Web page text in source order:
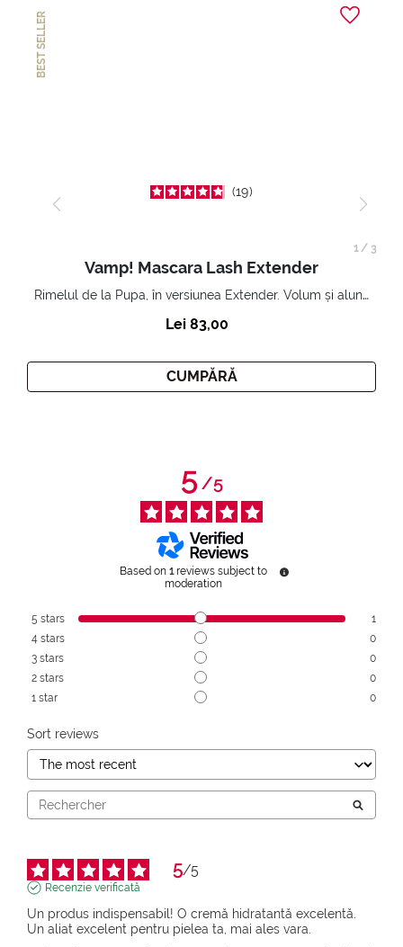
BEST SELLER
19
Vamp! Mascara Lash Extender
Rimelul de la Pupa, în versiunea Extender. Volum și alungire 3D. Gene amplificate și ridicate la infinit.
Lei 83,00
CUMPĂRĂ
1/ 3
5/5
Based on 1 reviews subject to
moderation
5 stars
1
4 stars
0
3 stars
0
2 stars
0
1 star 0
Sort reviews
5/5
Recenzie verificată
Un produs indispensabil! O cremă hidratantă excelentă.
Un aliat excelent pentru pielea ta, mai ales vara.